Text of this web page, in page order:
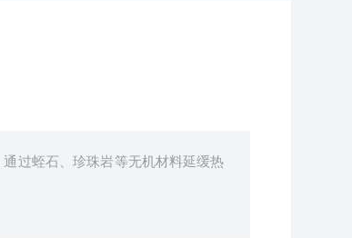
过蛭石、珍珠岩等无机材料延缓热